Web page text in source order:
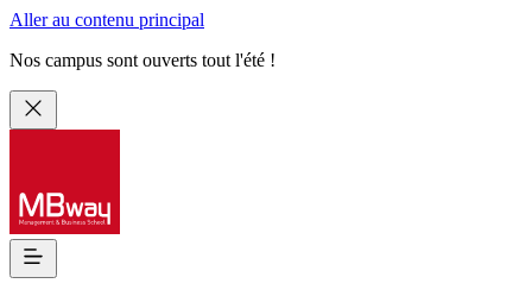
Aller au contenu principal
Nos campus sont ouverts tout l'été !